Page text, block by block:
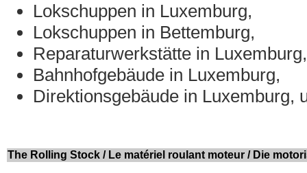
Lokschuppen in Luxemburg,
Lokschuppen in Bettemburg,
Reparaturwerkstätte in Luxemburg,
Bahnhofgebäude in Luxemburg,
Direktionsgebäude in Luxemburg,
The Rolling Stock / Le matériel roulant moteur / Die